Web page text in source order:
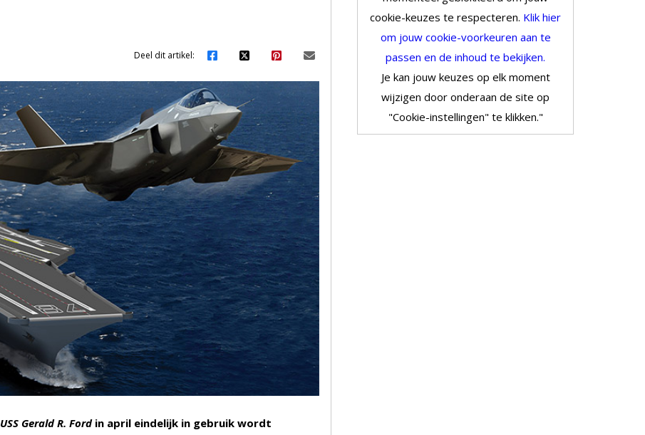
Deel dit artikel:
USS Gerald R. Fordin april eindelijk in gebruik wordt
cookie-keuzes te respecteren. Klik hier
om jouw cookie-voorkeuren aan te
passen en de inhoud te bekijken.
Je kan jouw keuzes op elk moment
wijzigen door onderaan de site op
"Cookie-instellingen" te klikken."